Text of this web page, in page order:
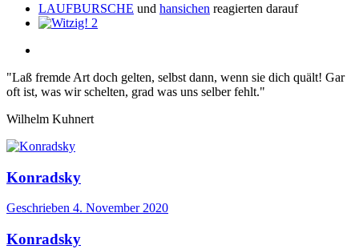
LAUFBURSCHE und hansichen reagierten darauf
2
"Laß fremde Art doch gelten, selbst dann, wenn sie dich quält! Gar
oft ist, was wir schelten, grad was uns selber fehlt."
Wilhelm Kuhnert
Konradsky
Geschrieben 4. November 2020
Konradsky